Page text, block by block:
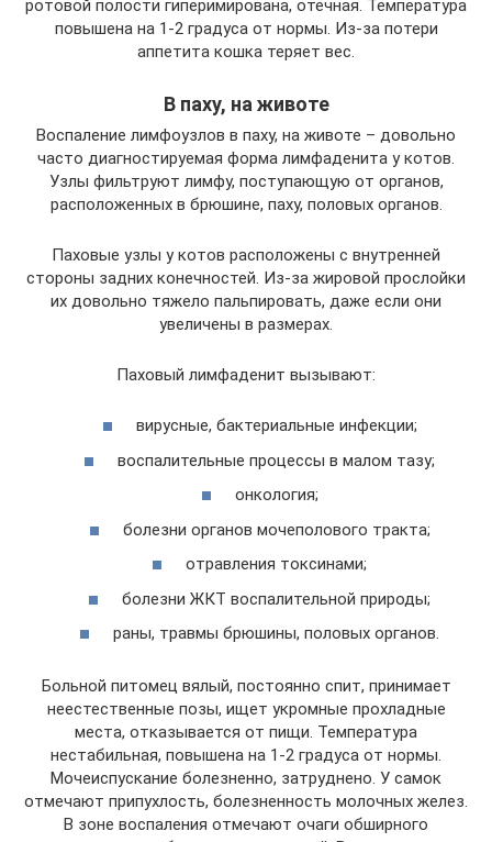
ротовой полости гиперимирована, отечная. Температура
повышена на 1-2 градуса от нормы. Из-за потери
аппетита кошка теряет вес.
В паху, на животе
Воспаление лимфоузлов в паху, на животе – довольно
часто диагностируемая форма лимфаденита у котов.
Узлы фильтруют лимфу, поступающую от органов,
расположенных в брюшине, паху, половых органов.
Паховые узлы у котов расположены с внутренней
стороны задних конечностей. Из-за жировой прослойки
их довольно тяжело пальпировать, даже если они
увеличены в размерах.
Паховый лимфаденит вызывают:
вирусные, бактериальные инфекции;
воспалительные процессы в малом тазу;
онкология;
болезни органов мочеполового тракта;
отравления токсинами;
болезни ЖКТ воспалительной природы;
раны, травмы брюшины, половых органов.
Больной питомец вялый, постоянно спит, принимает
неестественные позы, ищет укромные прохладные
места, отказывается от пищи. Температура
нестабильная, повышена на 1-2 градуса от нормы.
Мочеиспускание болезненно, затруднено. У самок
отмечают припухлость, болезненность молочных желез.
В зоне воспаления отмечают очаги обширного